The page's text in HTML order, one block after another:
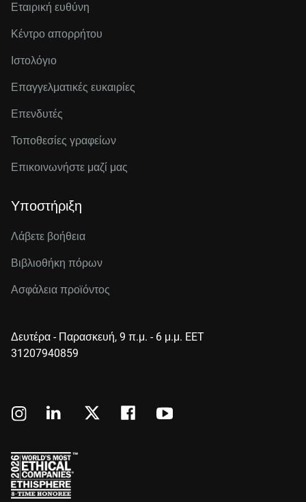
Εταιρική ευθύνη
Κέντρο απορρήτου
Ιστολόγιο
Επαγγελματικές ευκαιρίες
Επενδυτές
Τοποθεσίες γραφείων
Επικοινωνήστε μαζί μας
Υποστήριξη
Λάβετε βοήθεια
Βιβλιοθήκη πόρων
Ασφάλεια προϊόντος
Δευτέρα - Παρασκευή, 9 π.μ. - 6 μ.μ. EET
31207940859